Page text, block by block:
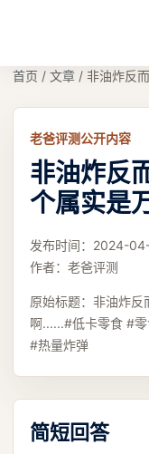
首页 / 文章 / 非油炸反
老爸评测公开内容
非油炸反
个属实是
发布时间： 2024-
作者： 老爸评测
原始标题： 非油炸反
啊......#低卡零食 #
#热量炸弹
简短回答